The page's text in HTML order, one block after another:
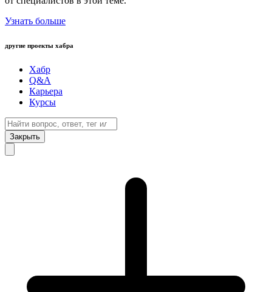
Узнать больше
другие проекты хабра
Хабр
Q&A
Карьера
Курсы
Закрыть